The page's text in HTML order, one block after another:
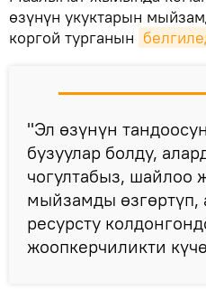
өзүнүн укуктарын
коргой турганын
"Эл өзүнүн
бузуулар болду,
чогултабыз, шайлоо
мыйзамды өзгөртүп,
ресурсту
жоопкерчиликти